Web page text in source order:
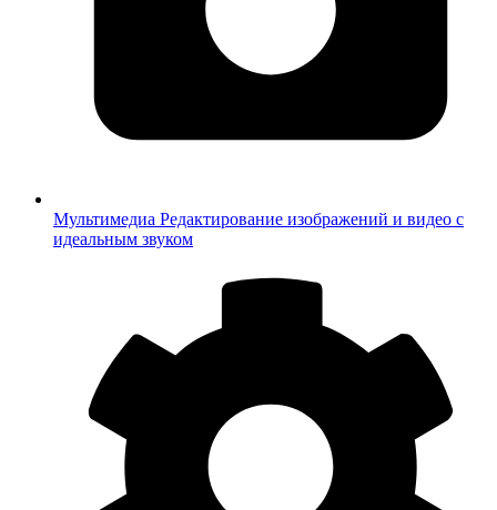
Мультимедиа Редактирование изображений и видео с
идеальным звуком